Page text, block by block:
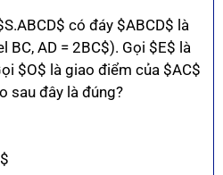
có đáy $ABCD$ là
BC, AD = 2BC$). Gọi $E$ là
$O$ là giao điểm của $AC$
sau đây là đúng?